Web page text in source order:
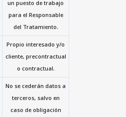
un puesto de trabajo
para el Responsable
del Tratamiento.
Propio interesado y/o
cliente, precontractual
o contractual.
No se cederán datos a
terceros, salvo en
caso de obligación